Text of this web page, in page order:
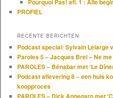
Pourquoi Pas! afl. 1 : Alle
PROFIEL
RECENTE BERICHTEN
Podcast special: Sylvain Lelarge
Paroles 5 – Jacques Brel – Ne
PAROLES – Bénabar met ‘Le
Podcast aflevering 8 – een huis
koopproces
PAROLES – Dick Annegarn met